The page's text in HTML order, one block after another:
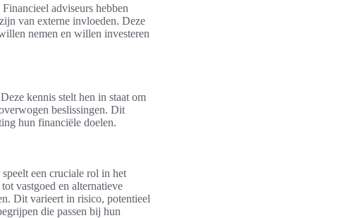
adviseurs hebben
van externe invloeden. Deze
nemen en willen investeren
kennis stelt hen in staat om
beslissingen. Dit
hun financiële doelen.
een cruciale rol in het
vastgoed en alternatieve
Dit varieert in risico, potentieel
die passen bij hun